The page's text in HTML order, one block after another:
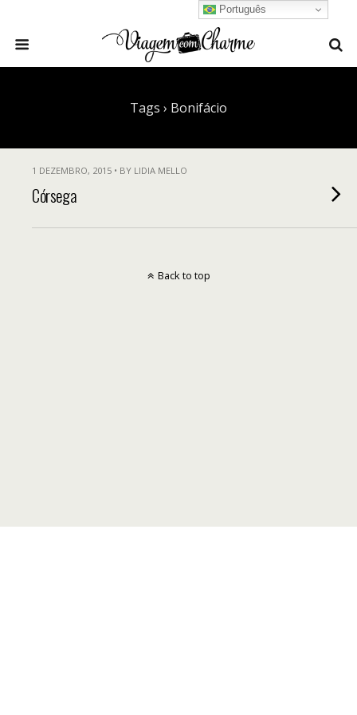
Tags › Bonifácio
1 DEZEMBRO, 2015 • BY LIDIA MELLO
Córsega
Português
Back to top